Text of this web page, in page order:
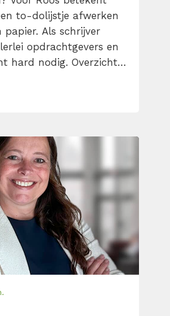
to-dolijstje afwerken
Als schrijver
opdrachtgevers en
hard nodig. Overzicht
zit ze vaak in zo’n